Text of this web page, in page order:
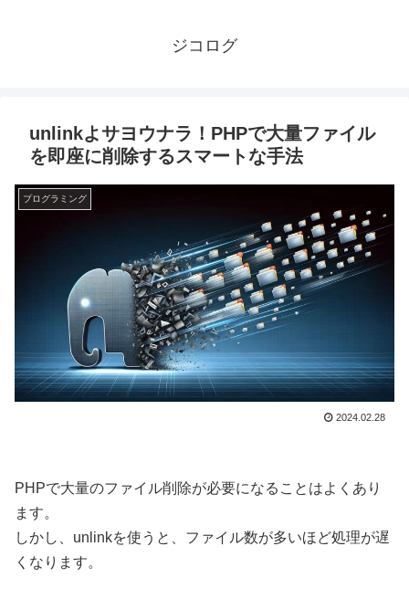
ジコログ
unlinkよサヨウナラ！PHPで大量ファイル
を即座に削除するスマートな手法
プログラミング
2024.02.28
PHPで大量のファイル削除が必要になることはよくあり
ます。
しかし、unlinkを使うと、ファイル数が多いほど処理が遅
くなります。